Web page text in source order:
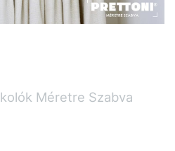
Méretre Szabva